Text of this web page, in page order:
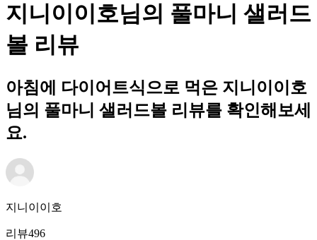
지니이이호님의 풀마니 샐러드
볼 리뷰
아침에 다이어트식으로 먹은 지니이이호
님의 풀마니 샐러드볼 리뷰를 확인해보세
요.
지니이이호
리뷰496